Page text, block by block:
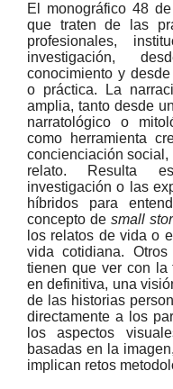
El monográfico 48 de
que traten de las
profesionales,
investigación,
conocimiento y
o práctica. La
amplia, tanto desde
narratológico o
como herramienta
concienciación
relato. Resulta
investigación o las
híbridos para
concepto de small
los relatos de vida o
vida cotidiana.
tienen que ver con la
en definitiva, una
de las historias
directamente a los
los aspectos
basadas en la
implican retos